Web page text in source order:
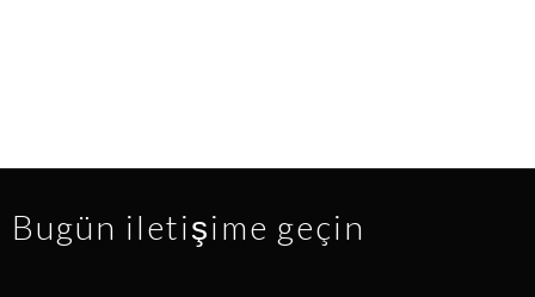
Bugün iletişime geçin